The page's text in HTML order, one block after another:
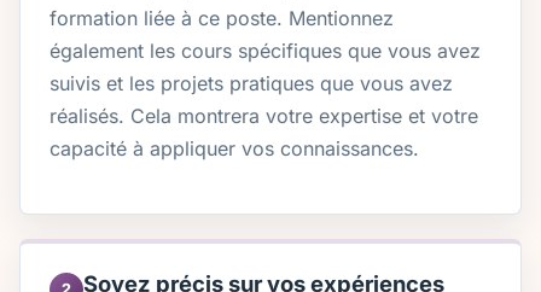
formation liée à ce poste. Mentionnez
également les cours spécifiques que vous avez
suivis et les projets pratiques que vous avez
réalisés. Cela montrera votre expertise et votre
capacité à appliquer vos connaissances.
Soyez précis sur vos expériences